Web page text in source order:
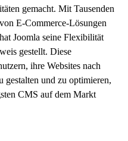
gemacht. Mit Tausenden
E-Commerce-Lösungen
Joomla seine Flexibilität
gestellt. Diese
ihre Websites nach
und zu optimieren,
CMS auf dem Markt